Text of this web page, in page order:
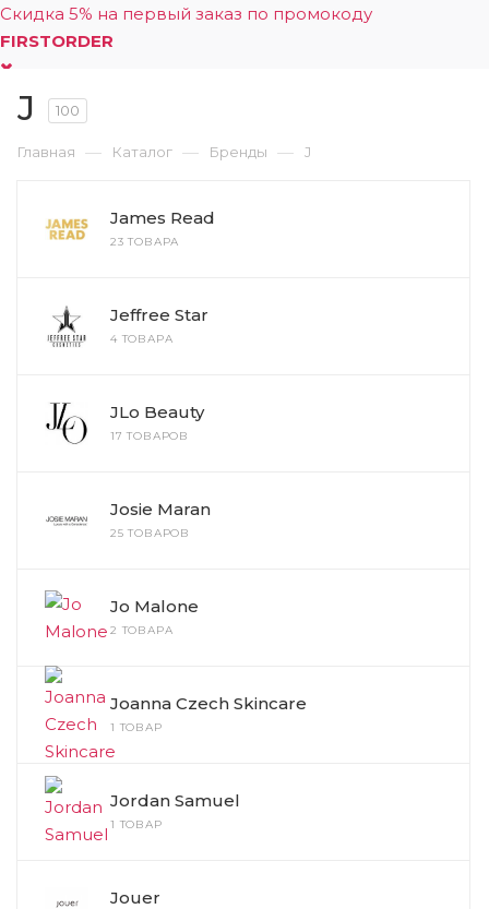
Скидка 5% на первый заказ по промокоду
FIRSTORDER
J 100
Главная — Каталог — Бренды — J
James Read
23 ТОВАРА
Jeffree Star
4 ТОВАРА
JLo Beauty
17 ТОВАРОВ
Josie Maran
25 ТОВАРОВ
Jo Malone
2 ТОВАРА
Joanna Czech Skincare
1 ТОВАР
Jordan Samuel
1 ТОВАР
Jouer